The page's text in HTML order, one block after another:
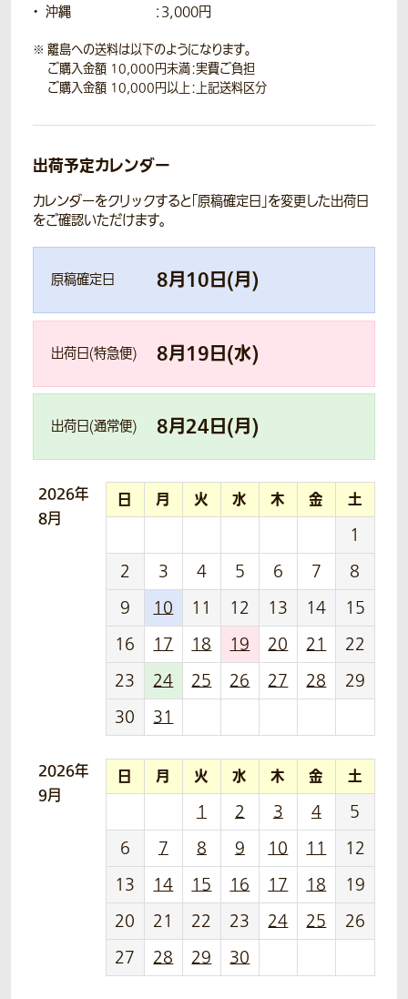
沖縄 ：3,000円
離島への送料は以下のようになります。
ご購入金額 10,000円未満：実費ご負担
ご購入金額 10,000円以上：上記送料区分
出荷予定カレンダー
カレンダーをクリックすると「原稿確定日」を変更した出荷日
をご確認いただけます。
原稿確定日 8月10日(月)
出荷日(特急便) 8月19日(水)
出荷日(通常便) 8月24日(月)
2026年
8月
日 月 火 水 木 金 土
1
2
3 4 5 6 7
8
9
10 11 12 13 14
15
16
17 18 19 20 21
22
23
24 25 26 27 28
29
30
31
2026年
9月
日 月 火 水 木 金 土
1 2 3 4
5
6
7 8 9 10 11
12
13
14 15 16 17 18
19
20
21 22 23 24 25
26
27
28 29 30